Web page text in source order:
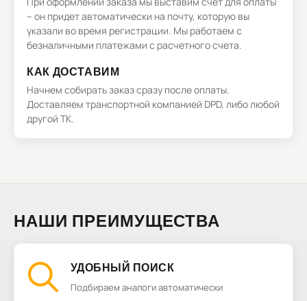
– он придет автоматически на почту, которую вы
указали во время регистрации. Мы работаем с
безналичными платежами с расчетного счета.
КАК ДОСТАВИМ
Начнем собирать заказ сразу после оплаты.
Доставляем транспортной компанией DPD, либо любой
другой ТК.
НАШИ ПРЕИМУЩЕСТВА
УДОБНЫЙ ПОИСК
Подбираем аналоги автоматически